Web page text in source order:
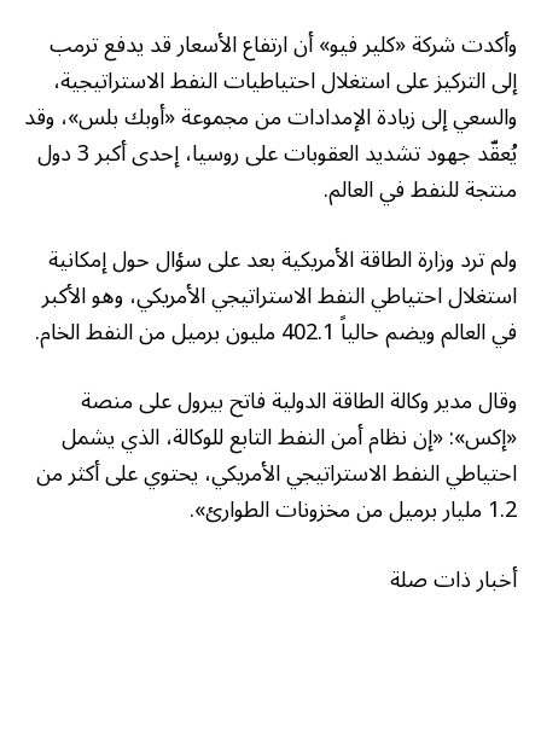
وأكدت شركة «كلير فيو» أن ارتفاع الأسعار قد يدفع ترمب
إلى التركيز على استغلال احتياطيات النفط الاستراتيجية،
والسعي إلى زيادة الإمدادات من مجموعة «أوبك بلس»، وقد
يُعقّد جهود تشديد العقوبات على روسيا، إحدى أكبر 3 دول
منتجة للنفط في العالم.
ولم ترد وزارة الطاقة الأمريكية بعد على سؤال حول إمكانية
استغلال احتياطي النفط الاستراتيجي الأمريكي، وهو الأكبر
في العالم ويضم حالياً 402.1 مليون برميل من النفط الخام.
وقال مدير وكالة الطاقة الدولية فاتح بيرول على منصة
«إكس»: «إن نظام أمن النفط التابع للوكالة، الذي يشمل
احتياطي النفط الاستراتيجي الأمريكي، يحتوي على أكثر من
1.2 مليار برميل من مخزونات الطوارئ».
أخبار ذات صلة